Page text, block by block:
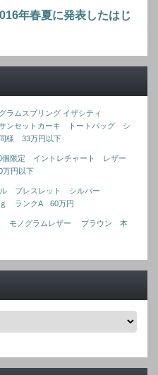
年春夏に発表したはじ
ラムスプリング イザシティ
ンセットカーキ トートバッグ シ
様 33万円以下
限定 イントレチャート レザー
円以下
ブレスレット シルバー
ランクA 60万円
モノグラムレザー ブラウン 本